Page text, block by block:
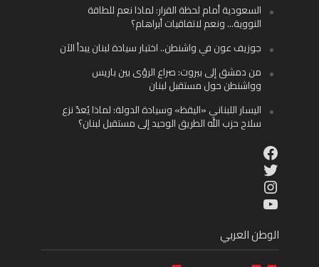
السعودية أمام لحظة القرار: لماذا نعم للطاقة
النووية… ونعم لاتفاقيات أبراهام؟
جوزيف عون في واشنطن.. اختبار سيادة لبنان يبدأ الآن
من دمشق إلى بيروت: صراع الرؤى بين باريس
وواشنطن حول مستقبل لبنان
اليسار اللبناني «اليقظ» وسيادة الدولة: لماذا يُعدّ نزع
سلاح حزب الله الطريق الوحيد إلى مستقبل لبنان؟
Facebook
Twitter
Instagram
YouTube
الوطن العربي